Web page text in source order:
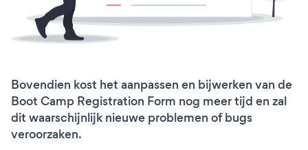
Bovendien kost het aanpassen en bijwerken van de
Boot Camp Registration Form nog meer tijd en zal
dit waarschijnlijk nieuwe problemen of bugs
veroorzaken.